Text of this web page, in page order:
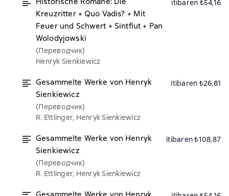
Kreuzritter + Quo Vadis? + Mit
Feuer und Schwert + Sintflut + Pan
Wolodyjowski
(Переводчик)
Henryk Sienkiewicz
itibaren ₺54,16
Gesammelte Werke von Henryk
Sienkiewicz
(Переводчик)
R. Ettlinger, Henryk Sienkiewicz
itibaren ₺26,81
Gesammelte Werke von Henryk
Sienkiewicz
(Переводчик)
R. Ettlinger, Henryk Sienkiewicz
itibaren ₺108,87